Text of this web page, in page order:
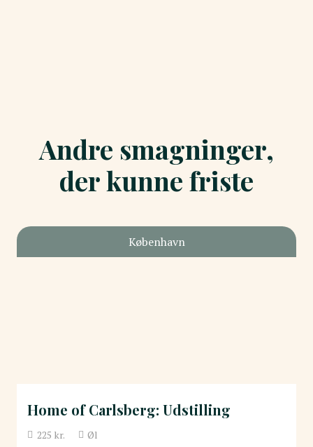
Andre smagninger,
der kunne friste
København
Home of Carlsberg: Udstilling
225 kr. Øl